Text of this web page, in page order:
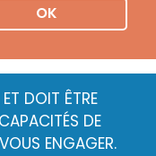
OK
DOIT ÊTRE
DE
ENGAGER.